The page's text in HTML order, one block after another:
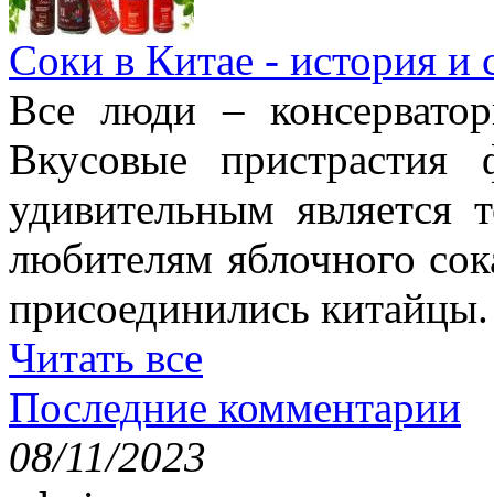
Соки в Китае - история и
Все люди –
Вкусовые
удивительным
любителям яблочного
присоединились китайцы.
Читать все
Последние комментарии
08/11/2023